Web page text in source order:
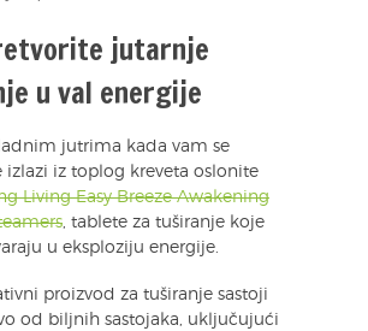
jutarnje
u val energije
jutrima kada vam se
izlazi iz toplog kreveta oslonite
Living Easy Breeze Awakening
, tablete za tuširanje koje
u eksploziju energije.
proizvod za tuširanje sastoji
od biljnih sastojaka, uključujući